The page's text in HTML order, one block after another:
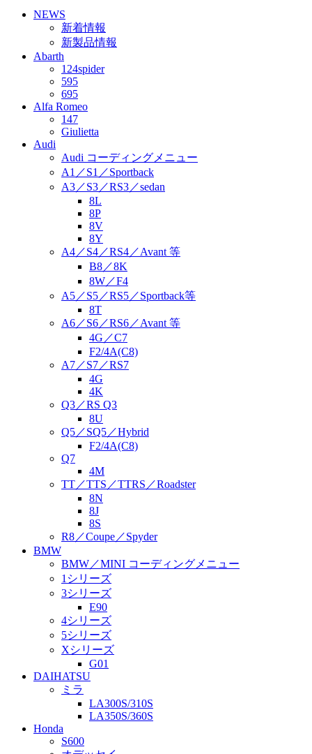
NEWS
新着情報
新製品情報
Abarth
124spider
595
695
Alfa Romeo
147
Giulietta
Audi
Audi コーディングメニュー
A1／S1／Sportback
A3／S3／RS3／sedan
8L
8P
8V
8Y
A4／S4／RS4／Avant 等
B8／8K
8W／F4
A5／S5／RS5／Sportback等
8T
A6／S6／RS6／Avant 等
4G／C7
F2/4A(C8)
A7／S7／RS7
4G
4K
Q3／RS Q3
8U
Q5／SQ5／Hybrid
F2/4A(C8)
Q7
4M
TT／TTS／TTRS／Roadster
8N
8J
8S
R8／Coupe／Spyder
BMW
BMW／MINI コーディングメニュー
1シリーズ
3シリーズ
E90
4シリーズ
5シリーズ
Xシリーズ
G01
DAIHATSU
ミラ
LA300S/310S
LA350S/360S
Honda
S600